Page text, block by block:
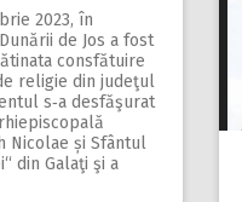
2023, în
de Jos a fost
consfătuire
religie din judeţul
s‑a desfăşurat
Nicolae și Sfântul
din Galaţi şi a